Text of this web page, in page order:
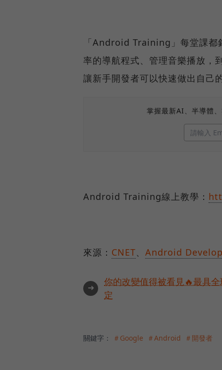
「Android Training」每堂課都
率的導航程式、管理音樂播放，
讓新手開發者可以快速做出自己
掌握最新AI、半導體
Android Training線上教學：
來源： CNET Android
➜
你的改變值得被看見🔥最具
定
關鍵字： ＃Google ＃Android ＃開發者